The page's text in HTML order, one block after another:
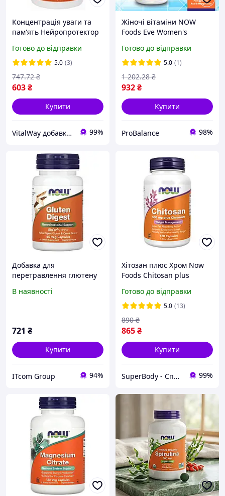
Концентрація уваги та
пам'ять Нейропротектор
вегетаріанських капсул
Готово до відправки
5.0 (3)
603₴
747.72 ₴
Купити
VitalWay добавки для здоров'я 99%
Жіночі вітаміни NOW
Foods Eve Women's
капсул Мультивітамінний
комплекс
Готово до відправки
5.0 (1)
932₴
1 202.28 ₴
Купити
ProBalance 98%
Добавка для
перетравлення глютену
60 рослинних капсул
В наявності
721 ₴
Купити
ITcom Group 94%
Хітозан плюс Хром Now
Foods Chitosan plus
капсул
Готово до відправки
5.0 (13)
865₴
890 ₴
Купити
SuperBody - Спортивне харчування та аксесуари для спортсменів і не тільки!!! 99%